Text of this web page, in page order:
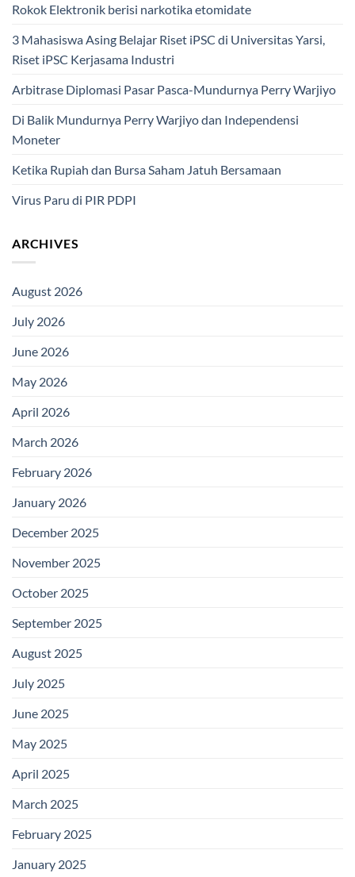
Rokok Elektronik berisi narkotika etomidate
3 Mahasiswa Asing Belajar Riset iPSC di Universitas Yarsi,
Riset iPSC Kerjasama Industri
Arbitrase Diplomasi Pasar Pasca-Mundurnya Perry Warjiyo
Di Balik Mundurnya Perry Warjiyo dan Independensi
Moneter
Ketika Rupiah dan Bursa Saham Jatuh Bersamaan
Virus Paru di PIR PDPI
ARCHIVES
August 2026
July 2026
June 2026
May 2026
April 2026
March 2026
February 2026
January 2026
December 2025
November 2025
October 2025
September 2025
August 2025
July 2025
June 2025
May 2025
April 2025
March 2025
February 2025
January 2025